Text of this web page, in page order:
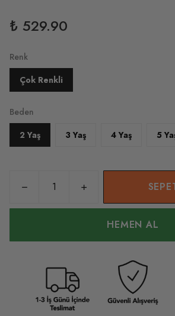
₺ 529.90
Renk
Çok Renkli
Beden
2 Yaş
3 Yaş 4 Yaş 5
HEMEN AL